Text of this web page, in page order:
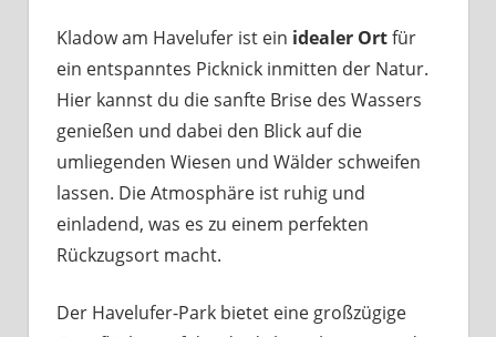
Kladow am Havelufer ist ein idealer Ortfür
ein entspanntes Picknick inmitten der Natur.
Hier kannst du die sanfte Brise des Wassers
genießen und dabei den Blick auf die
umliegenden Wiesen und Wälder schweifen
lassen. Die Atmosphäre ist ruhig und
einladend, was es zu einem perfekten
Rückzugsort macht.
Der Havelufer-Park bietet eine großzügige